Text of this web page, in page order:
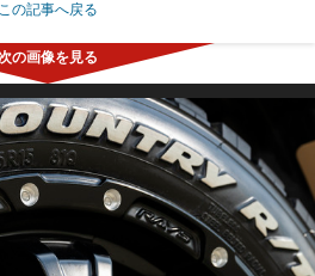
この記事へ戻る